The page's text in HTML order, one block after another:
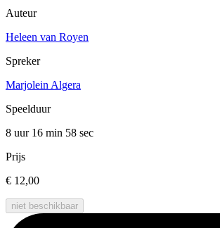
Auteur
Heleen van Royen
Spreker
Marjolein Algera
Speelduur
8 uur 16 min 58 sec
Prijs
€ 12,00
niet beschikbaar